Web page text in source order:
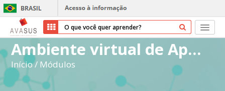
Início
Cursos
Ambiente virtual de Aprendizagem do SUS
Início/ Módulos